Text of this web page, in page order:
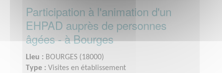
Participation à l'animation d'un
EHPAD auprès de personnes
âgées - à Bourges
Lieu : BOURGES (18000)
Type : Visites en établissement